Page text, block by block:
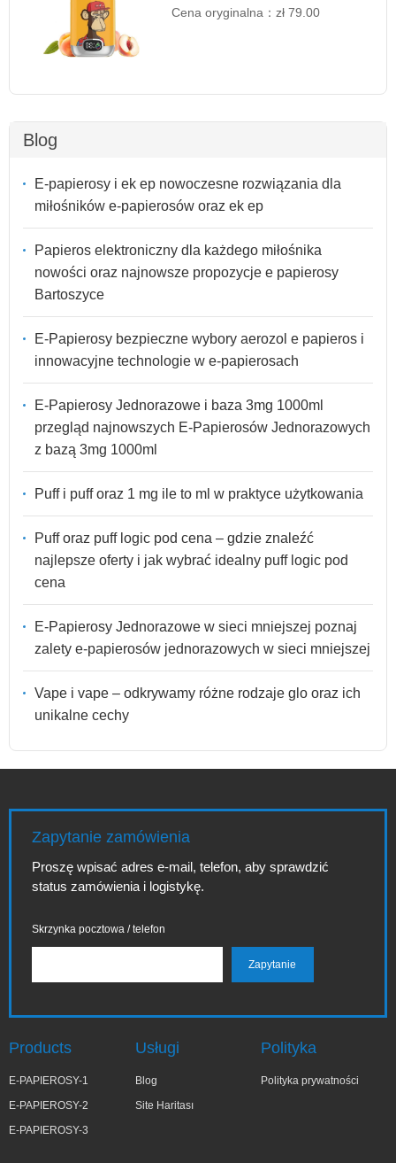
Cena oryginalna：zł 79.00
Blog
E-papierosy i ek ep nowoczesne rozwiązania dla
miłośników e-papierosów oraz ek ep
Papieros elektroniczny dla każdego miłośnika
nowości oraz najnowsze propozycje e papierosy
Bartoszyce
E-Papierosy bezpieczne wybory aerozol e papieros i
innowacyjne technologie w e-papierosach
E-Papierosy Jednorazowe i baza 3mg 1000ml
przegląd najnowszych E-Papierosów Jednorazowych
z bazą 3mg 1000ml
Puff i puff oraz 1 mg ile to ml w praktyce użytkowania
Puff oraz puff logic pod cena – gdzie znaleźć
najlepsze oferty i jak wybrać idealny puff logic pod
cena
E-Papierosy Jednorazowe w sieci mniejszej poznaj
zalety e-papierosów jednorazowych w sieci mniejszej
Vape i vape – odkrywamy różne rodzaje glo oraz ich
unikalne cechy
Zapytanie zamówienia
Proszę wpisać adres e-mail, telefon, aby sprawdzić
status zamówienia i logistykę.
Skrzynka pocztowa / telefon
Products
E-PAPIEROSY-1
E-PAPIEROSY-2
E-PAPIEROSY-3
Usługi
Blog
Site Haritası
Polityka
Polityka prywatności